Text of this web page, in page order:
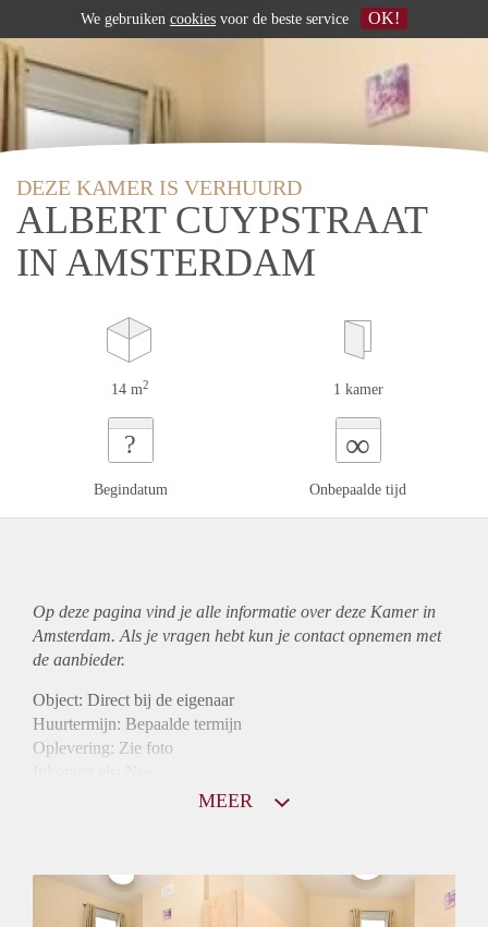
DEZE KAMER IS VERHUURD
ALBERT CUYPSTRAAT
IN AMSTERDAM
14 m2 1 kamer
?
Begindatum
∞
Onbepaalde tijd
Op deze pagina vind je alle informatie over deze Kamer in
Amsterdam. Als je vragen hebt kun je contact opnemen met
de aanbieder.
Object: Direct bij de eigenaar
Huurtermijn: Bepaalde termijn
Oplevering: Zie foto
Gedeelde Douche: Ja
Gedeelde woonkamer: Ja
MEER
We gebruiken cookies voor de beste service OK!